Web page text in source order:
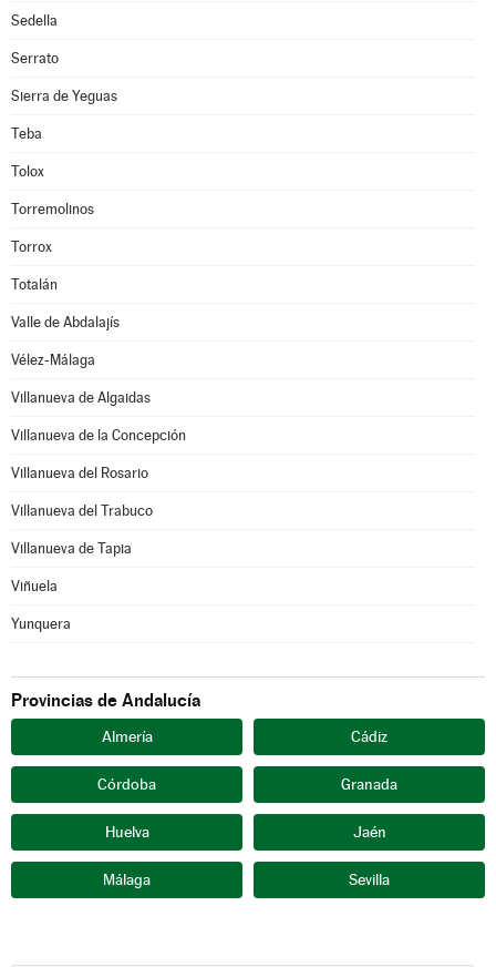
Sedella
Serrato
Sierra de Yeguas
Teba
Tolox
Torremolinos
Torrox
Totalán
Valle de Abdalajís
Vélez-Málaga
Villanueva de Algaidas
Villanueva de la Concepción
Villanueva del Rosario
Villanueva del Trabuco
Villanueva de Tapia
Viñuela
Yunquera
Provincias de Andalucía
Almería Cádiz
Córdoba Granada
Huelva Jaén
Málaga Sevilla